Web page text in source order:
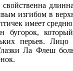
изгибом в
имеет
бугорок,
перьев.
Ла Флеш